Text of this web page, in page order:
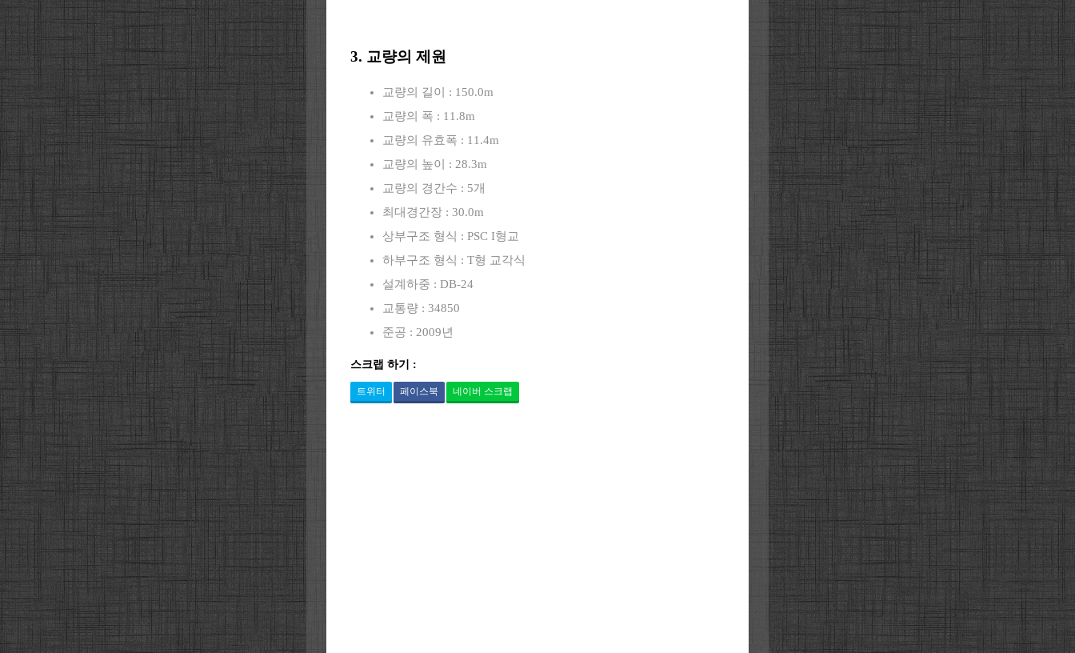
3. 교량의 제원
교량의 길이 : 150.0m
교량의 폭 : 11.8m
교량의 유효폭 : 11.4m
교량의 높이 : 28.3m
교량의 경간수 : 5개
최대경간장 : 30.0m
상부구조 형식 : PSC I형교
하부구조 형식 : T형 교각식
설계하중 : DB-24
교통량 : 34850
준공 : 2009년
스크랩 하기 :
트위터 페이스북 네이버 스크랩